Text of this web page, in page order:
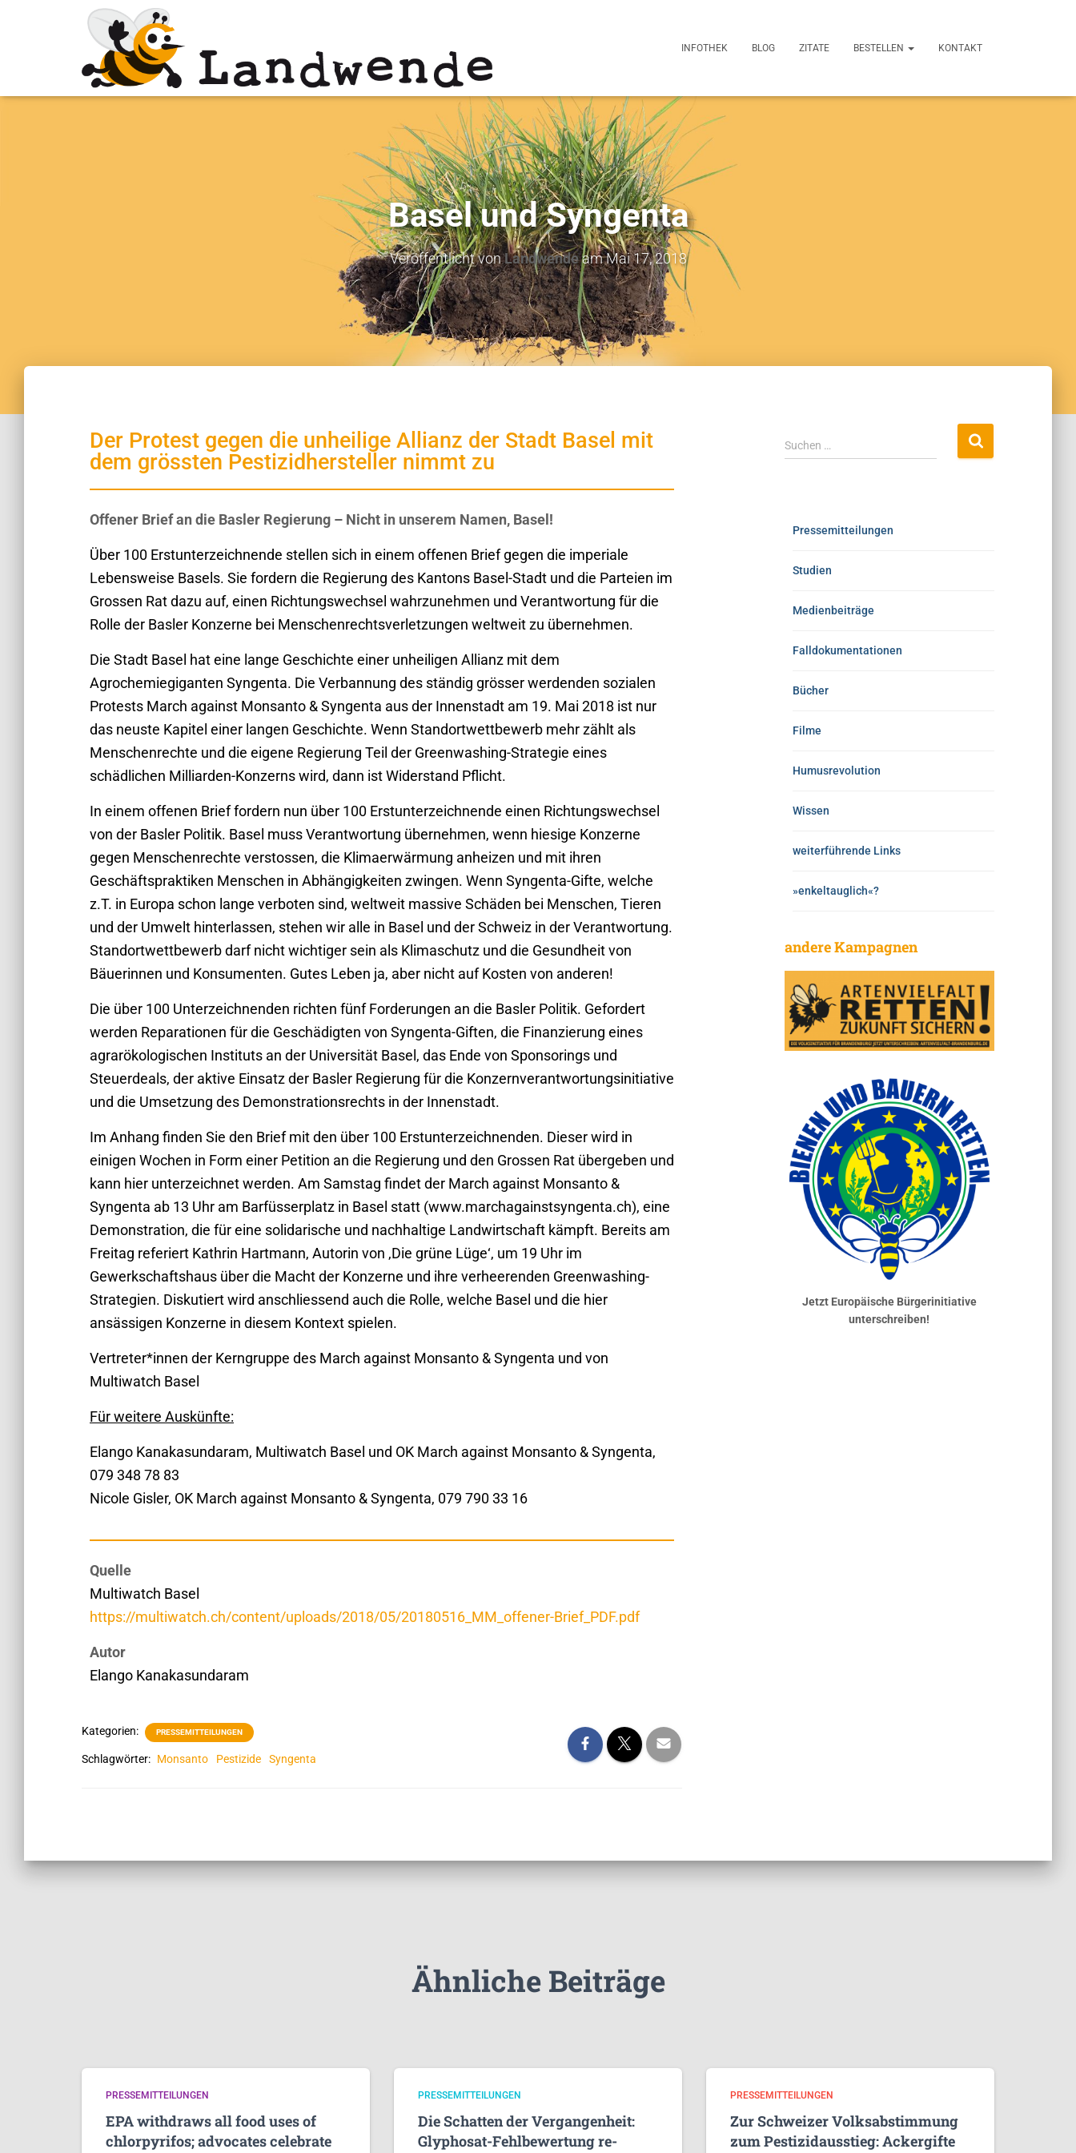
INFOTHEK BLOG ZITATE BESTELLEN KONTAKT
Basel und Syngenta
Veröffentlicht vonLandwendeamMai 17, 2018
Der Protest gegen die unheilige Allianz der Stadt Basel mit
dem grössten Pestizidhersteller nimmt zu
Offener Brief an die Basler Regierung – Nicht in unserem Namen, Basel!
Über 100 Erstunterzeichnende stellen sich in einem offenen Brief gegen die imperiale
Lebensweise Basels. Sie fordern die Regierung des Kantons Basel-Stadt und die Parteien im
Grossen Rat dazu auf, einen Richtungswechsel wahrzunehmen und Verantwortung für die
Rolle der Basler Konzerne bei Menschenrechtsverletzungen weltweit zu übernehmen.
Die Stadt Basel hat eine lange Geschichte einer unheiligen Allianz mit dem
Agrochemiegiganten Syngenta. Die Verbannung des ständig grösser werdenden sozialen
Protests March against Monsanto & Syngenta aus der Innenstadt am 19. Mai 2018 ist nur
das neuste Kapitel einer langen Geschichte. Wenn Standortwettbewerb mehr zählt als
Menschenrechte und die eigene Regierung Teil der Greenwashing-Strategie eines
schädlichen Milliarden-Konzerns wird, dann ist Widerstand Pflicht.
In einem offenen Brief fordern nun über 100 Erstunterzeichnende einen Richtungswechsel
von der Basler Politik. Basel muss Verantwortung übernehmen, wenn hiesige Konzerne
gegen Menschenrechte verstossen, die Klimaerwärmung anheizen und mit ihren
Geschäftspraktiken Menschen in Abhängigkeiten zwingen. Wenn Syngenta-Gifte, welche
z.T. in Europa schon lange verboten sind, weltweit massive Schäden bei Menschen, Tieren
und der Umwelt hinterlassen, stehen wir alle in Basel und der Schweiz in der Verantwortung.
Standortwettbewerb darf nicht wichtiger sein als Klimaschutz und die Gesundheit von
Bäuerinnen und Konsumenten. Gutes Leben ja, aber nicht auf Kosten von anderen!
Die über 100 Unterzeichnenden richten fünf Forderungen an die Basler Politik. Gefordert
werden Reparationen für die Geschädigten von Syngenta-Giften, die Finanzierung eines
agrarökologischen Instituts an der Universität Basel, das Ende von Sponsorings und
Steuerdeals, der aktive Einsatz der Basler Regierung für die Konzernverantwortungsinitiative
und die Umsetzung des Demonstrationsrechts in der Innenstadt.
Im Anhang finden Sie den Brief mit den über 100 Erstunterzeichnenden. Dieser wird in
einigen Wochen in Form einer Petition an die Regierung und den Grossen Rat übergeben und
kann hier unterzeichnet werden. Am Samstag findet der March against Monsanto &
Syngenta ab 13 Uhr am Barfüsserplatz in Basel statt (www.marchagainstsyngenta.ch), eine
Demonstration, die für eine solidarische und nachhaltige Landwirtschaft kämpft. Bereits am
Freitag referiert Kathrin Hartmann, Autorin von ‚Die grüne Lüge‘, um 19 Uhr im
Gewerkschaftshaus über die Macht der Konzerne und ihre verheerenden Greenwashing-
Strategien. Diskutiert wird anschliessend auch die Rolle, welche Basel und die hier
ansässigen Konzerne in diesem Kontext spielen.
Vertreter*innen der Kerngruppe des March against Monsanto & Syngenta und von
Multiwatch Basel
Für weitere Auskünfte:
Elango Kanakasundaram, Multiwatch Basel und OK March against Monsanto & Syngenta,
079 348 78 83
Nicole Gisler, OK March against Monsanto & Syngenta, 079 790 33 16
Quelle
Multiwatch Basel
https://multiwatch.ch/content/uploads/2018/05/20180516_MM_offener-Brief_PDF.pdf
Autor
Elango Kanakasundaram
Kategorien: PRESSEMITTEILUNGEN
Schlagwörter: Monsanto Pestizide Syngenta
Suchen …
Pressemitteilungen
Studien
Medienbeiträge
Falldokumentationen
Bücher
Filme
Humusrevolution
Wissen
weiterführende Links
»enkeltauglich«?
andere Kampagnen
Jetzt Europäische Bürgerinitiative
unterschreiben!
Ähnliche Beiträge
PRESSEMITTEILUNGEN
EPA withdraws all food uses of
chlorpyrifos; advocates celebrate
PRESSEMITTEILUNGEN
Die Schatten der Vergangenheit:
Glyphosat-Fehlbewertung re-
PRESSEMITTEILUNGEN
Zur Schweizer Volksabstimmung
zum Pestizidausstieg: Ackergifte